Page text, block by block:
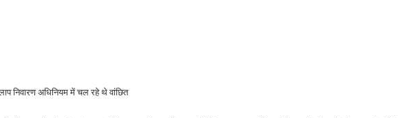
निवारण अधिनियम में चल रहे थे वांछित